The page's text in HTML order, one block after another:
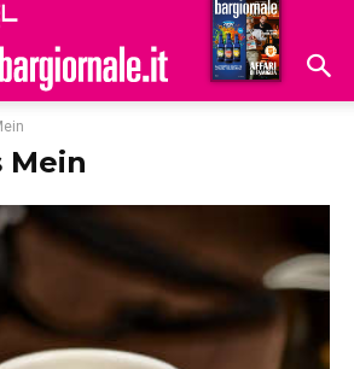
Hoteldomani
Mein